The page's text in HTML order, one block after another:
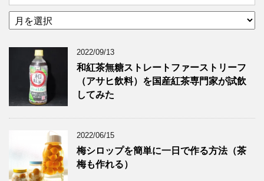
ア
ー
2022/09/13
和紅茶無糖ストレートファーストリーフ
（アサヒ飲料）を国産紅茶専門家が試飲
してみた
2022/06/15
梅シロップを簡単に一日で作る方法（茶
梅も作れる）